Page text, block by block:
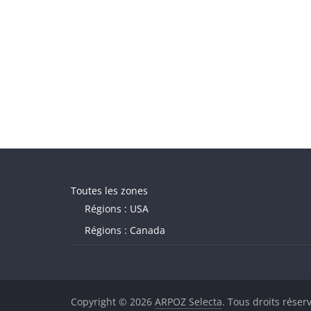
Toutes les zones
Régions : USA
Régions : Canada
Copyright © 2026 ARPOZ Selecta. Tous droits